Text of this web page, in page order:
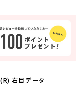
(R) 右目データ